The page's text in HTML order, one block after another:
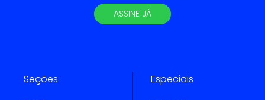
ASSINE JÁ
Seções Especiais